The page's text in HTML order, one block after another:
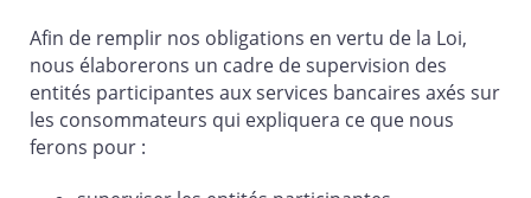
Afin de remplir nos obligations en vertu de la Loi,
nous élaborerons un cadre de supervision des
entités participantes aux services bancaires axés sur
les consommateurs qui expliquera ce que nous
ferons pour :